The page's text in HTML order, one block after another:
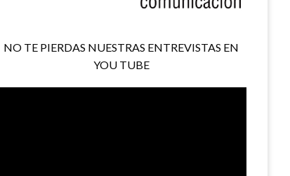
NO TE PIERDAS NUESTRAS ENTREVISTAS EN
YOU TUBE